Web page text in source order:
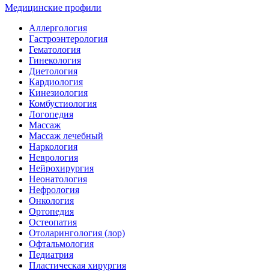
Медицинские профили
Аллергология
Гастроэнтерология
Гематология
Гинекология
Диетология
Кардиология
Кинезиология
Комбустиология
Логопедия
Массаж
Массаж лечебный
Наркология
Неврология
Нейрохирургия
Неонатология
Нефрология
Онкология
Ортопедия
Остеопатия
Отоларингология (лор)
Офтальмология
Педиатрия
Пластическая хирургия